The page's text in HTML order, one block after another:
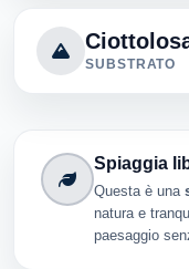
SUBSTRATO
Spiaggia
Questa è una
natura e
paesaggio